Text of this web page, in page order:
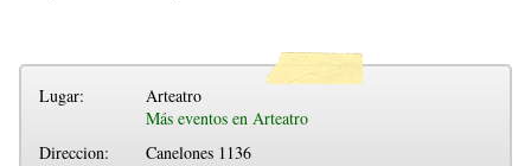
Lugar:
Arteatro
Más eventos en Arteatro
Direccion:
Canelones 1136